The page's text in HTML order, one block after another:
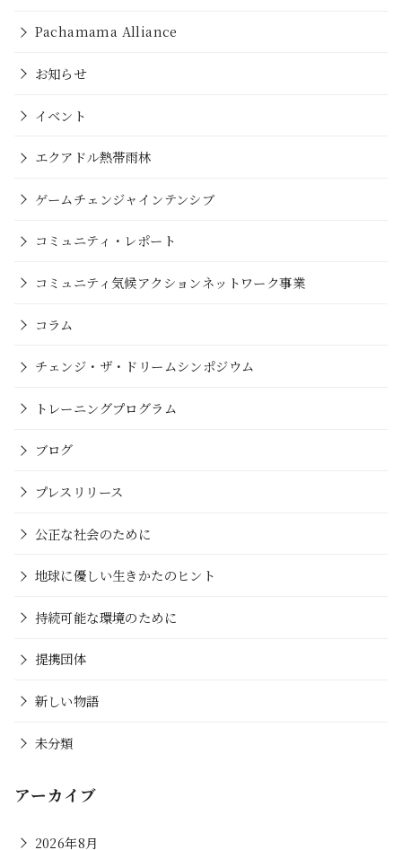
Pachamama Alliance
お知らせ
イベント
エクアドル熱帯雨林
ゲームチェンジャインテンシブ
コミュニティ・レポート
コミュニティ気候アクションネットワーク事業
コラム
チェンジ・ザ・ドリームシンポジウム
トレーニングプログラム
ブログ
プレスリリース
公正な社会のために
地球に優しい生きかたのヒント
持続可能な環境のために
提携団体
新しい物語
未分類
アーカイブ
2026年8月